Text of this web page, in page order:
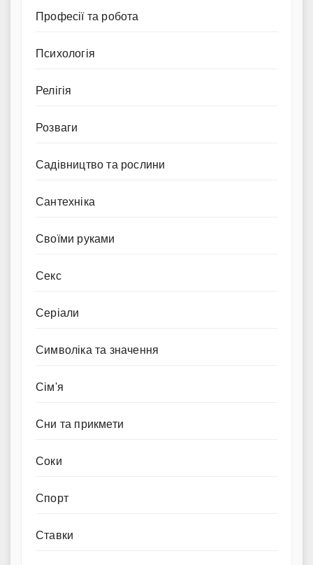
Професії та робота
Психологія
Релігія
Розваги
Садівництво та рослини
Сантехніка
Своїми руками
Секс
Серіали
Символіка та значення
Сім'я
Сни та прикмети
Соки
Спорт
Ставки